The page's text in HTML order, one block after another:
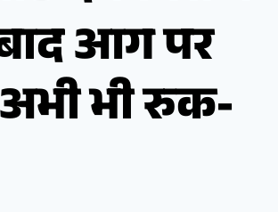
आग पर
भी रुक-